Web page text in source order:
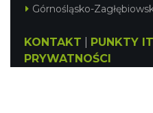
Górnośląsko-
KONTAKT PUNKTY IT
PRYWATNOŚCI